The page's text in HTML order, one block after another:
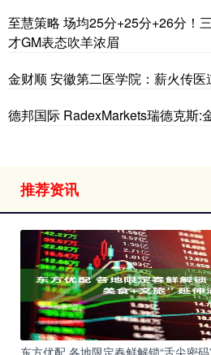
至慧策略 场均25分+25分+26分！
才GM表态吹羊浓眉
金财顺 安徽第二医学院：薪火传医
德邦国际 RadexMarkets瑞德克斯:
推荐资讯